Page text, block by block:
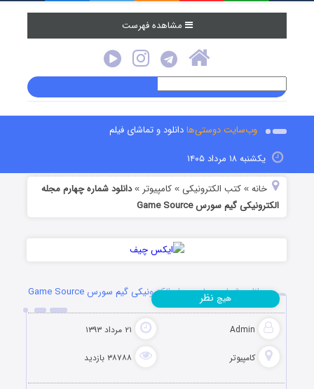
مشاهده فهرست
وب‌سایت دوستی‌هادانلود و تماشای فیلم
یکشنبه ۱۸ مرداد ۱۴۰۵
خانه »کتب الکترونیکی »کامپیوتر »دانلود شماره چهارم مجله
الکترونیکی گیم سورس Game Source
دانلود شماره چهارم مجله الکترونیکی گیم سورس Game Source
Admin ۲۱ مرداد ۱۳۹۳
کامپیوتر ۳۸۷۸۸ بازدید
هیچ نظر